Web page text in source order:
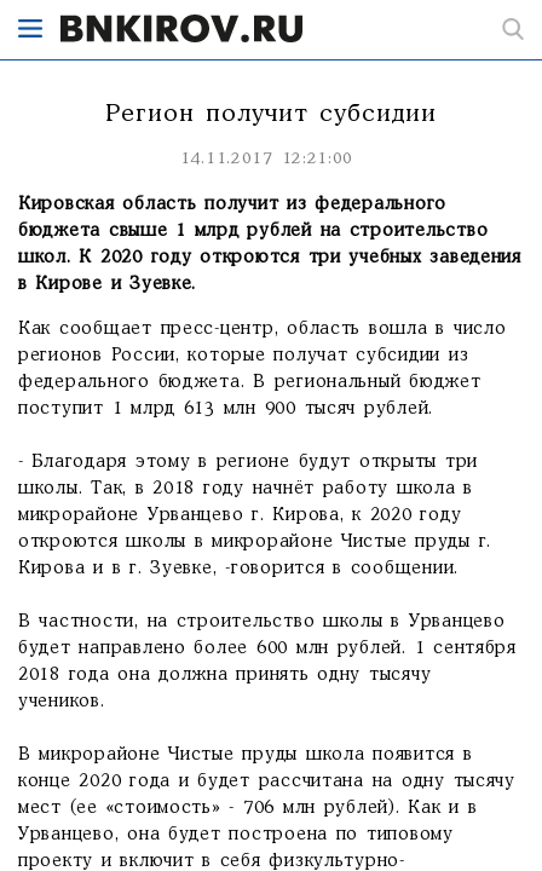
Регион получит субсидии
14.11.2017 12:21:00
Кировская область получит из федерального
бюджета свыше 1 млрд рублей на строительство
школ. К 2020 году откроются три учебных заведения
в Кирове и Зуевке.
Как сообщает пресс-центр, область вошла в число
регионов России, которые получат субсидии из
федерального бюджета. В региональный бюджет
поступит 1 млрд 613 млн 900 тысяч рублей.
- Благодаря этому в регионе будут открыты три
школы. Так, в 2018 году начнёт работу школа в
микрорайоне Урванцево г. Кирова, к 2020 году
откроются школы в микрорайоне Чистые пруды г.
Кирова и в г. Зуевке, -говорится в сообщении.
В частности, на строительство школы в Урванцево
будет направлено более 600 млн рублей. 1 сентября
2018 года она должна принять одну тысячу
учеников.
В микрорайоне Чистые пруды школа появится в
конце 2020 года и будет рассчитана на одну тысячу
мест (ее «стоимость» - 706 млн рублей). Как и в
Урванцево, она будет построена по типовому
проекту и включит в себя физкультурно-